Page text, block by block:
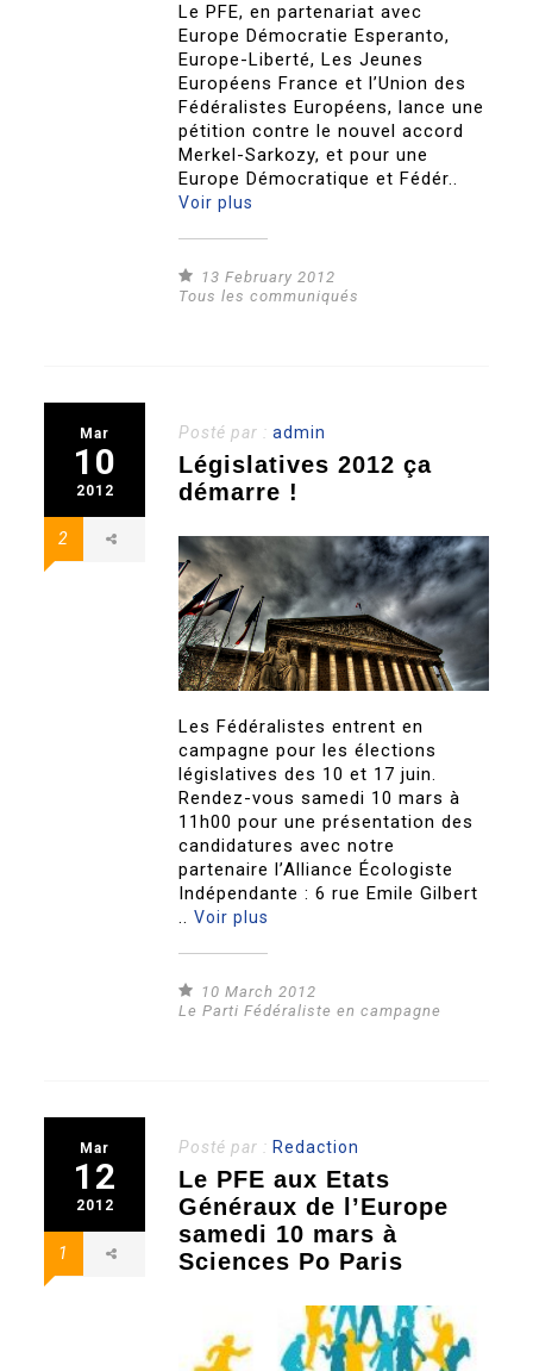
Le PFE, en partenariat avec
Europe Démocratie Esperanto,
Europe-Liberté, Les Jeunes
Européens France et l’Union des
Fédéralistes Européens, lance une
pétition contre le nouvel accord
Merkel-Sarkozy, et pour une
Europe Démocratique et Fédér..
Voir plus
13 February 2012
Tous les communiqués
Mar
10
2012
2
Posté par :admin
Législatives 2012 ça
démarre !
Les Fédéralistes entrent en
campagne pour les élections
législatives des 10 et 17 juin.
Rendez-vous samedi 10 mars à
11h00 pour une présentation des
candidatures avec notre
partenaire l’Alliance Écologiste
Indépendante : 6 rue Emile Gilbert
..Voir plus
10 March 2012
Le Parti Fédéraliste en campagne
Mar
12
2012
1
Posté par : Redaction
Le PFE aux Etats
Généraux de l’Europe
samedi 10 mars à
Sciences Po Paris